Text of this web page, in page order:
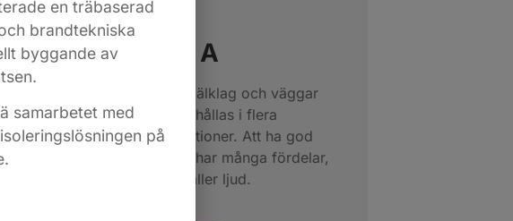
Ljudklass A
Med Termoträ i bjälklag och väggar
kan ljudklass A erhållas i flera
provade konstruktioner. Att ha god
isolering i ett hus har många fördelar,
särskilt när det gäller ljud.
en träbaserad
brandtekniska
byggande av
samarbetet med
på